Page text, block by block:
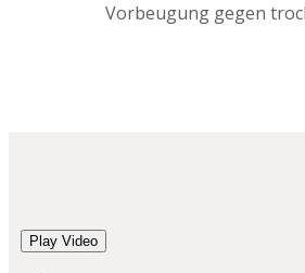
Vorbeugung gegen
Play Video